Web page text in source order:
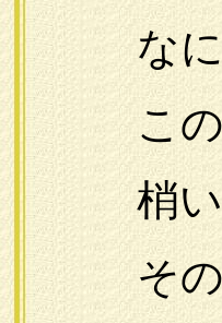
なにか
この花
梢いっ
その膠